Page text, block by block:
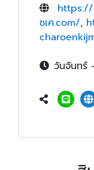
https://
ชเค.com/,
วันจันทร์